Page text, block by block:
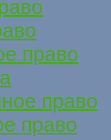
право
право
право